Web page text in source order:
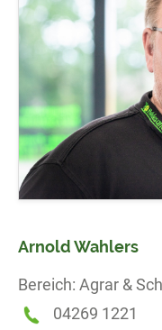
Arnold Wahlers
Bereich: Agrar &
04269 1221